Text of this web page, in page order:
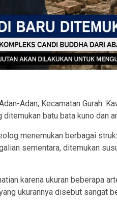
Adan, Kecamatan Gurah.
batu bata kuno dan
menemukan berbagai
sementara, ditemukan
karena ukuran beberapa
ukurannya disebut sangat